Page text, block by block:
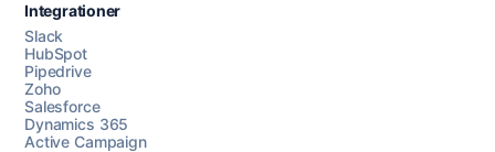
Chat med os
Integrationer
Slack
HubSpot
Pipedrive
Zoho
Salesforce
Dynamics 365
Active Campaign